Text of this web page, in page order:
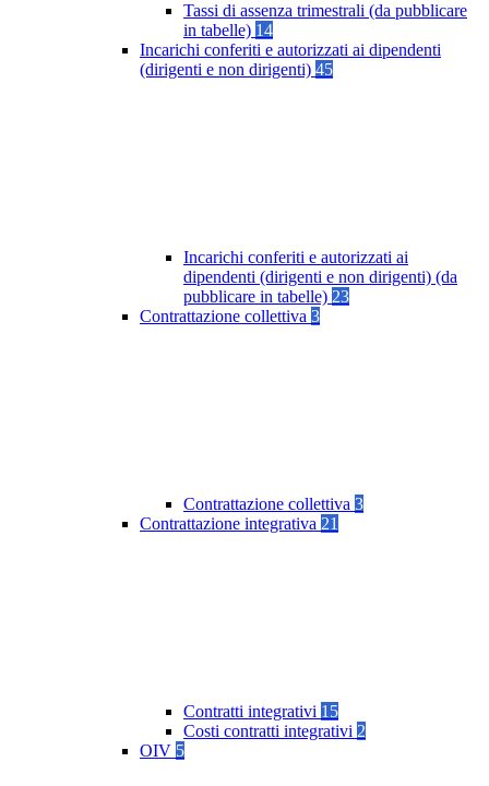
Tassi di assenza trimestrali (da pubblicare
in tabelle) 14
Incarichi conferiti e autorizzati ai dipendenti
(dirigenti e non dirigenti) 45
Incarichi conferiti e autorizzati ai
dipendenti (dirigenti e non dirigenti) (da
pubblicare in tabelle) 23
Contrattazione collettiva 3
Contrattazione collettiva 3
Contrattazione integrativa 21
Contratti integrativi 15
Costi contratti integrativi 2
OIV 5